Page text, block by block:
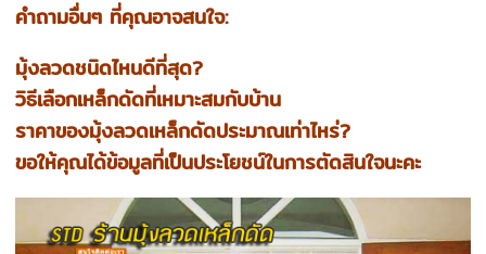
คำถามอื่นๆ ที่คุณอาจสนใจ:
มุ้งลวดชนิดไหนดีที่สุด?
วิธีเลือกเหล็กดัดที่เหมาะสมกับบ้าน
ราคาของมุ้งลวดเหล็กดัดประมาณเท่าไหร่?
ขอให้คุณได้ข้อมูลที่เป็นประโยชน์ในการตัดสินใจนะคะ